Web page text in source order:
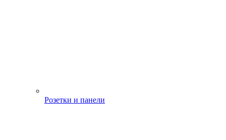
Розетки и панели